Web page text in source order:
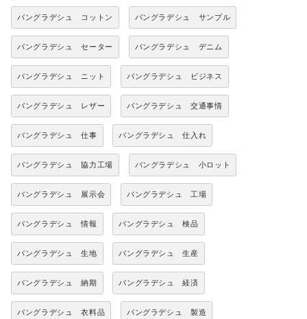
バングラデシュ コットン バングラデシュ サンプル
バングラデシュ セーター バングラデシュ デニム
バングラデシュ ニット バングラデシュ ビジネス
バングラデシュ レザー バングラデシュ 交通事情
バングラデシュ 仕事 バングラデシュ 仕入れ
バングラデシュ 協力工場 バングラデシュ 小ロット
バングラデシュ 展示会 バングラデシュ 工場
バングラデシュ 情報 バングラデシュ 検品
バングラデシュ 生地 バングラデシュ 生産
バングラデシュ 納期 バングラデシュ 経済
バングラデシュ 衣料品 バングラデシュ 製造